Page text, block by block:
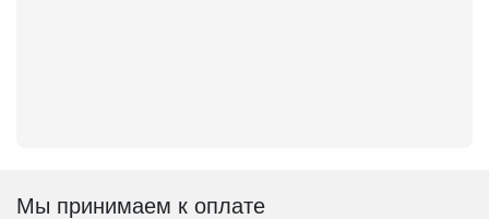
Мы принимаем к оплате